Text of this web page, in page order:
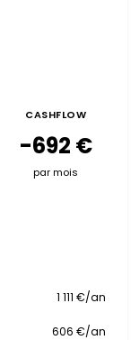
CASHFLOW
-692 €
par mois
1 111 €/an
606 €/an